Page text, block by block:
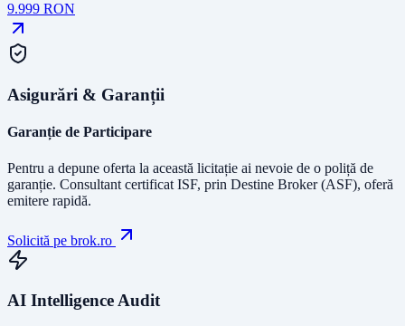
9.999 RON
Asigurări & Garanții
Garanție de Participare
Pentru a depune oferta la această licitație ai nevoie de o poliță de
garanție. Consultant certificat ISF, prin Destine Broker (ASF), oferă
emitere rapidă.
Solicită pe brok.ro
AI Intelligence Audit